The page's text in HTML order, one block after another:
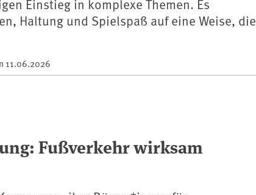
Einstieg in komplexe Themen. Es
Haltung und Spielspaß auf eine Weise, die
11.06.2026
Fußverkehr wirksam